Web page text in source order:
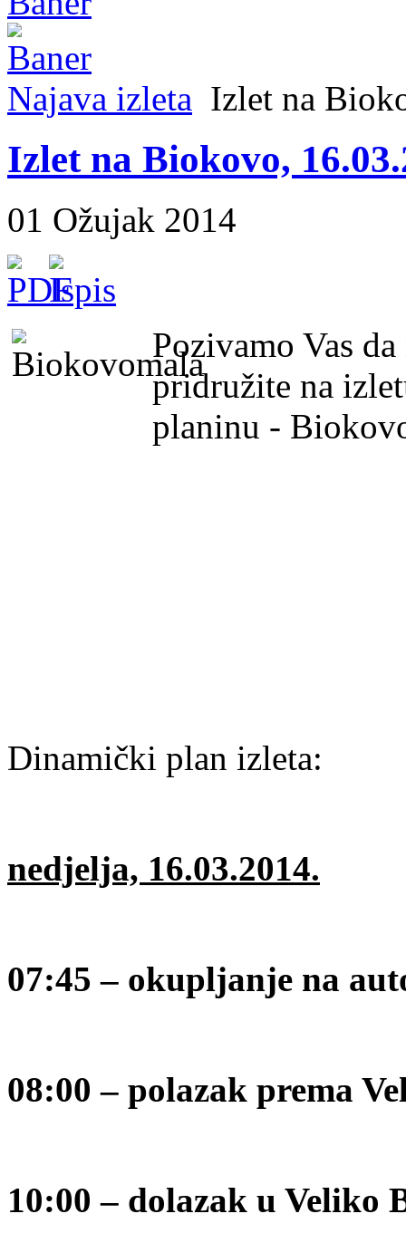
Najava izleta Izlet na
Izlet na Biokovo,
01 Ožujak 2014
Pozivamo Vas
pridružite na
planinu -
Dinamički plan izleta:
nedjelja, 16.03.2014.
07:45 – okupljanje na
08:00 – polazak prema
10:00 – dolazak u Veliko